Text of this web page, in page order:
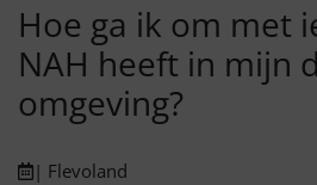
Hoe ga ik om met
NAH heeft in mijn
omgeving?
| Flevoland